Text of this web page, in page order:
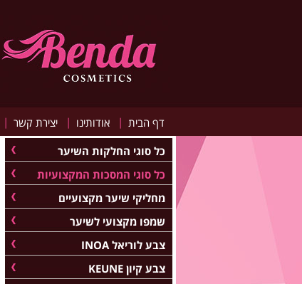
דף הבית | אודותינו | יצירת קשר |
כל סוגי החלקות השיער
כל סוגי המסכות המקצועיות
מחליקי שיער מקצועיים
שמפו מקצועי לשיער
צבע לוריאל INOA
צבע קיון KEUNE